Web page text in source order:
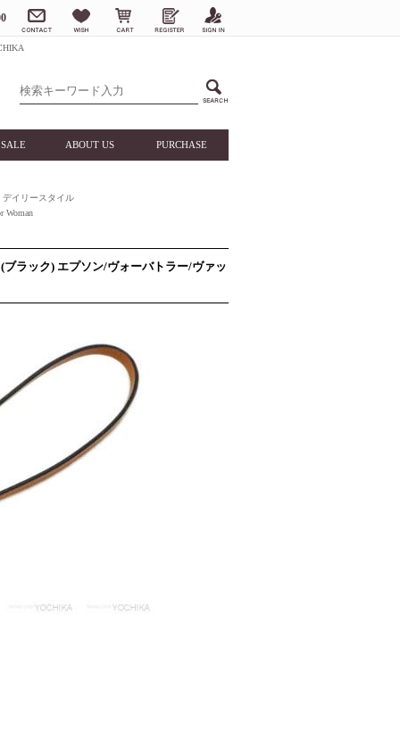
SALE ABOUT US PURCHASE
デイリースタイル
Woman
ラック) エプソン/ヴォーバトラー/ヴァッ